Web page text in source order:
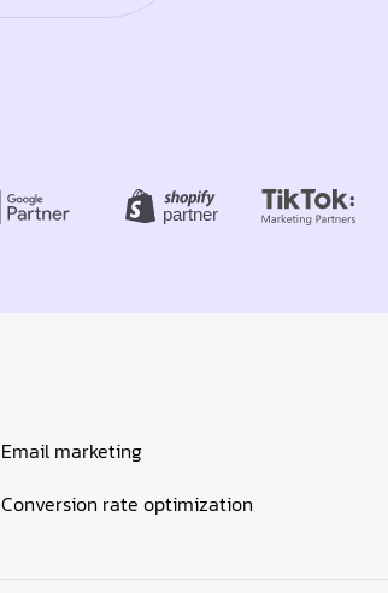
Email marketing
Conversion rate optimization